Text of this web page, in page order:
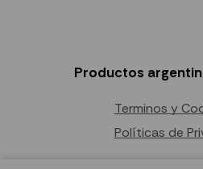
Productos
Terminos y
Políticas de